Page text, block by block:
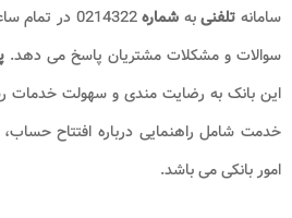
سامانه تلفنیبه شماره
0214322 در
سوالات و مشکلات مشتریان پاسخ می دهد.
این بانک به رضایت مندی و سهولت خدمات
خدمت شامل راهنمایی درباره افتتاح
امور بانکی می باشد.